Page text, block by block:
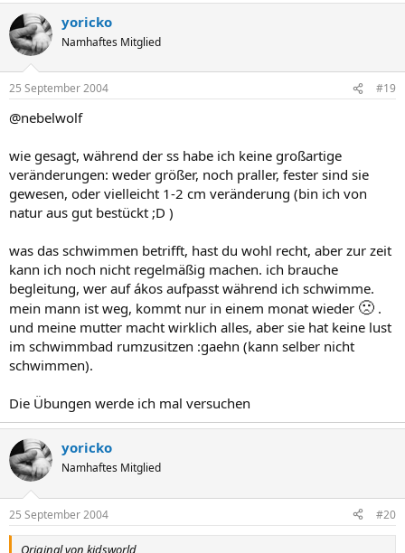
yoricko
Namhaftes Mitglied
25 September 2004 #19
@nebelwolf
wie gesagt, während der ss habe ich keine großartige
veränderungen: weder größer, noch praller, fester sind sie
gewesen, oder vielleicht 1-2 cm veränderung (bin ich von
natur aus gut bestückt ;D )
was das schwimmen betrifft, hast du wohl recht, aber zur zeit
kann ich noch nicht regelmäßig machen. ich brauche
begleitung, wer auf ákos aufpasst während ich schwimme.
mein mann ist weg, kommt nur in einem monat wieder 🙁 .
und meine mutter macht wirklich alles, aber sie hat keine lust
im schwimmbad rumzusitzen :gaehn (kann selber nicht
schwimmen).
Die Übungen werde ich mal versuchen
yoricko
Namhaftes Mitglied
25 September 2004 #20
Original von kidsworld